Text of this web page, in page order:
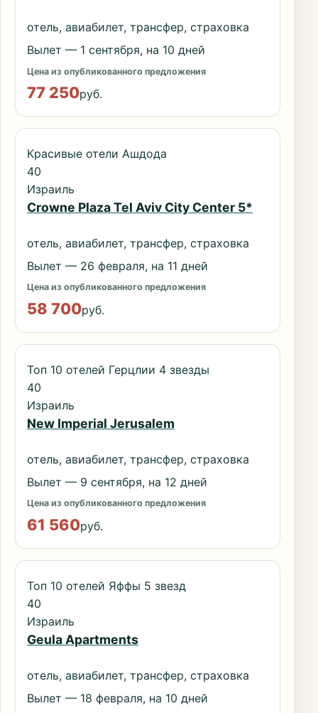
отель, авиабилет, трансфер, страховка
Вылет — 1 сентября, на 10 дней
Цена из опубликованного предложения
77 250руб.
Красивые отели Ашдода
40
Израиль
Crowne Plaza Tel Aviv City Center 5*
отель, авиабилет, трансфер, страховка
Вылет — 26 февраля, на 11 дней
Цена из опубликованного предложения
58 700руб.
Топ 10 отелей Герцлии 4 звезды
40
Израиль
New Imperial Jerusalem
отель, авиабилет, трансфер, страховка
Вылет — 9 сентября, на 12 дней
Цена из опубликованного предложения
61 560руб.
Топ 10 отелей Яффы 5 звезд
40
Израиль
Geula Apartments
отель, авиабилет, трансфер, страховка
Вылет — 18 февраля, на 10 дней